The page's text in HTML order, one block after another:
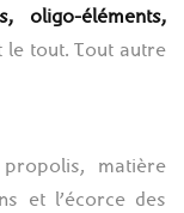
oligo-éléments,
tout. Tout autre
matière
et l’écorce des